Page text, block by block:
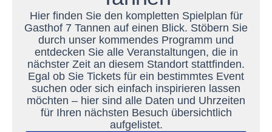
Hier finden Sie den kompletten Spielplan für
Gasthof 7 Tannen auf einen Blick. Stöbern Sie
durch unser kommendes Programm und
entdecken Sie alle Veranstaltungen, die in
nächster Zeit an diesem Standort stattfinden.
Egal ob Sie Tickets für ein bestimmtes Event
suchen oder sich einfach inspirieren lassen
möchten – hier sind alle Daten und Uhrzeiten
für Ihren nächsten Besuch übersichtlich
aufgelistet.